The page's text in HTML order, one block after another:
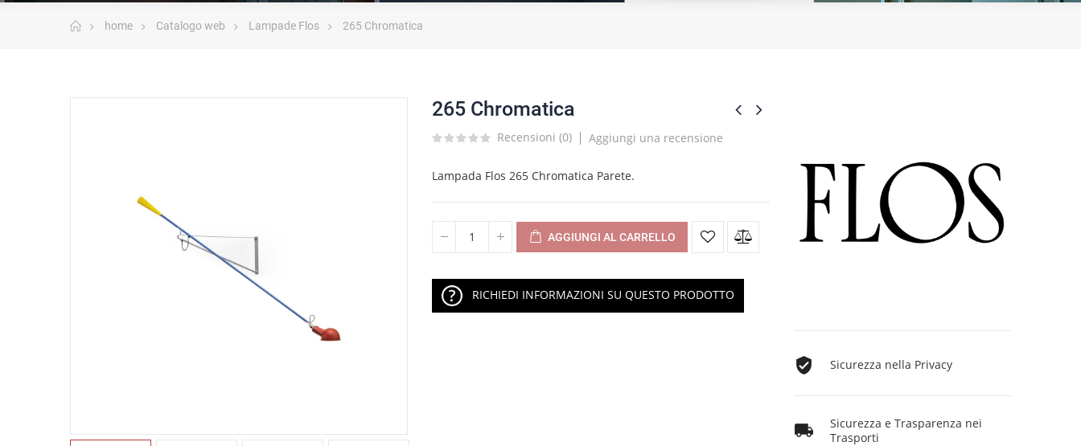
home Catalogo web Lampade Flos 265 Chromatica
265 Chromatica
Recensioni (0) Aggiungi una recensione
Lampada Flos 265 Chromatica Parete.
AGGIUNGI AL CARRELLO
RICHIEDI INFORMAZIONI SU QUESTO PRODOTTO
Sicurezza nella Privacy
Sicurezza e Trasparenza nei
Trasporti